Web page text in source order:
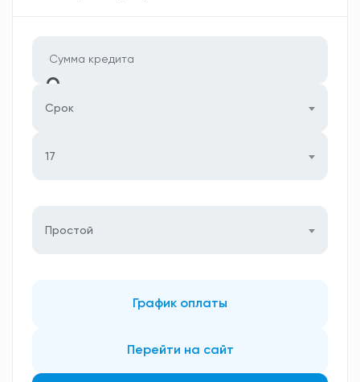
Срок
17
Простой
График оплаты
Перейти на сайт